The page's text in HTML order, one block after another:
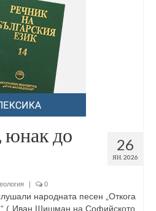
26
ЯН. 2026
юнак до
| 0
народната песен „Откога
(„Иван Шишман на Софийското